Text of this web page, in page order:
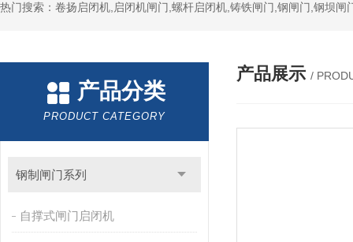
热门搜索：卷扬启闭机,启闭机闸门,螺杆启闭机,铸铁闸门,钢闸门,钢坝
产品分类
PRODUCT CATEGORY
钢制闸门系列
自撑式闸门启闭机
产品展示 /